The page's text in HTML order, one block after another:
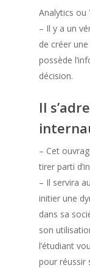
Analytics ou
– Il y a un
de créer
possède
décision.
Il
– Cet
tirer parti
– Il servira
initier une
dans sa
son
l’étudiant
pour réussir